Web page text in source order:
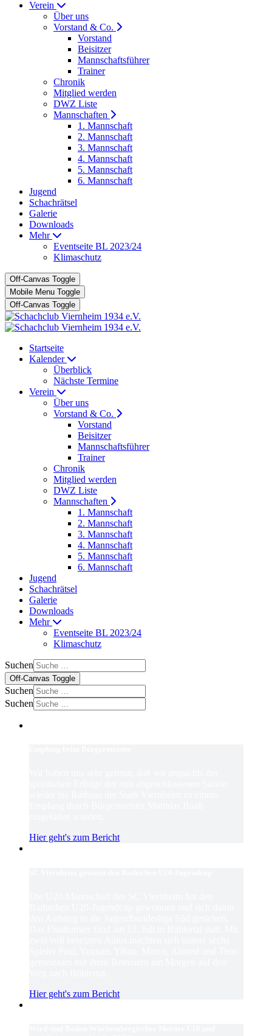
Verein
Über uns
Vorstand & Co.
Vorstand
Beisitzer
Mannschaftsführer
Trainer
Chronik
Mitglied werden
DWZ Liste
Mannschaften
1. Mannschaft
2. Mannschaft
3. Mannschaft
4. Mannschaft
5. Mannschaft
6. Mannschaft
Jugend
Schachrätsel
Galerie
Downloads
Mehr
Eventseite BL 2023/24
Klimaschutz
Off-Canvas Toggle
Mobile Menu Toggle
Off-Canvas Toggle
Startseite
Kalender
Überblick
Nächste Termine
Verein
Über uns
Vorstand & Co.
Vorstand
Beisitzer
Mannschaftsführer
Trainer
Chronik
Mitglied werden
DWZ Liste
Mannschaften
1. Mannschaft
2. Mannschaft
3. Mannschaft
4. Mannschaft
5. Mannschaft
6. Mannschaft
Jugend
Schachrätsel
Galerie
Downloads
Mehr
Eventseite BL 2023/24
Klimaschutz
Suchen
Off-Canvas Toggle
Suchen
Suchen
Hier geht's zum Bericht
Hier geht's zum Bericht